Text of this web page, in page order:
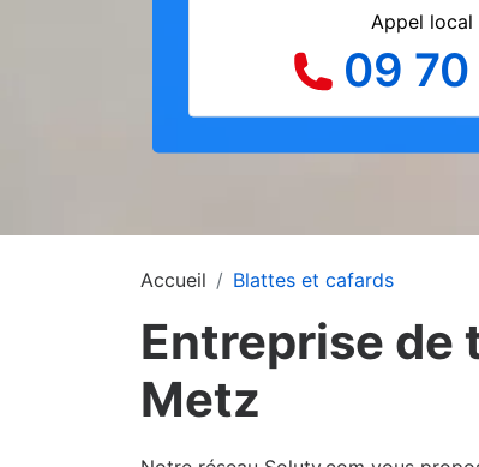
Appel
09 70
Accueil Blattes et cafards
Entreprise de
Metz